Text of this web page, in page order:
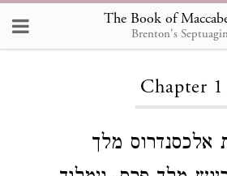
The Book of
Brenton's
The Book of
Chapter 1
אלכסנדרוס מלך